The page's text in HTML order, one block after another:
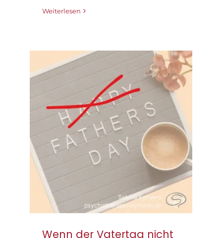
Weiterlesen
Wenn der Vatertag
nicht leicht ist.
Wenn der Vatertag nicht